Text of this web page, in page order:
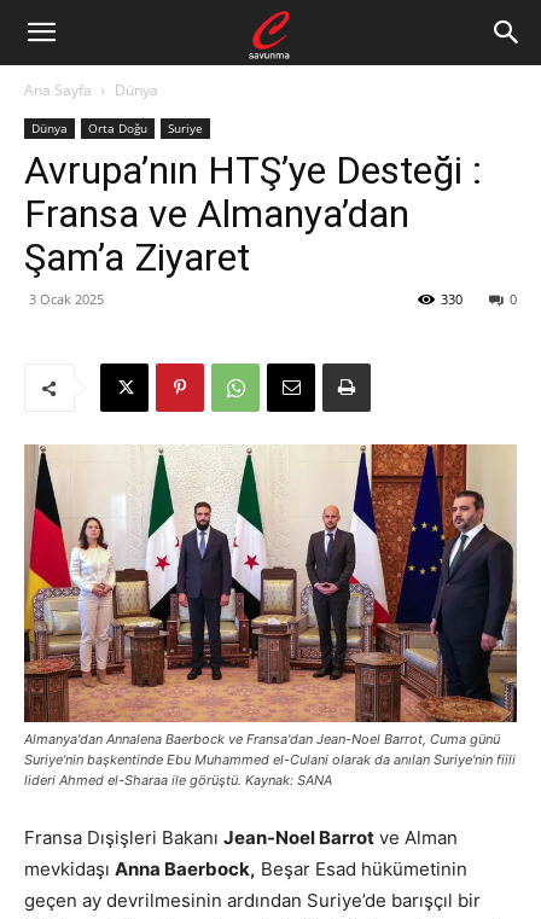
Ana Sayfa Dünya
Dünya Orta Doğu Suriye
Avrupa’nın HTŞ’ye Desteği :
Fransa ve Almanya’dan
Şam’a Ziyaret
3 Ocak 2025 0
330
Almanya'dan Annalena Baerbock ve Fransa'dan Jean-Noel Barrot, Cuma günü
Suriye'nin başkentinde Ebu Muhammed el-Culani olarak da anılan Suriye'nin fiili
lideri Ahmed el-Sharaa ile görüştü. Kaynak: SANA
Fransa Dışişleri Bakanı Jean-Noel Barrot ve Alman
mevkidaşı Anna Baerbock, Beşar Esad hükümetinin
geçen ay devrilmesinin ardından Suriye’de barışçıl bir